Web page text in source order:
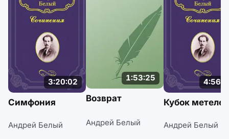
3:20:02
Симфония
Андрей Белый
1:53:25
Возврат
Андрей Белый
Кубок метелей
Андрей Белый